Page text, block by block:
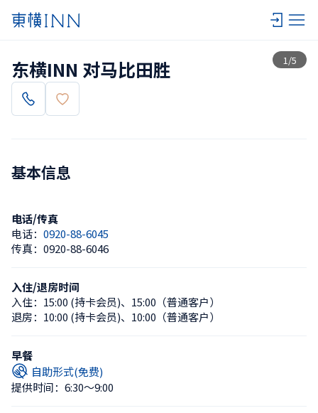
1 /5
查看一览
东横INN 对马比田胜
基本信息
电话/传真
电话： 0920-88-6045
传真： 0920-88-6046
入住/退房时间
入住： 15:00 (持卡会员)、 15:00（普通客户）
退房： 10:00 (持卡会员)、 10:00（普通客户）
早餐
自助形式(免费)
提供时间：6:30〜9:00